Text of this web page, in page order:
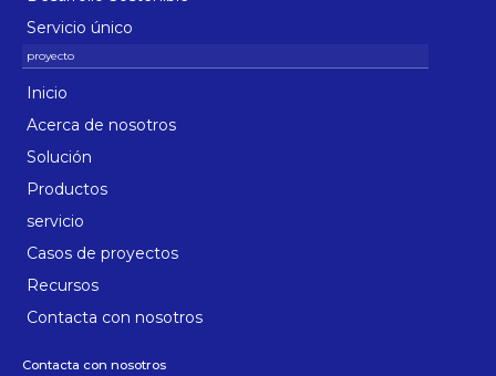
Servicio único
Inicio
Acerca de nosotros
Solución
Productos
servicio
Casos de proyectos
Recursos
Contacta con nosotros
Contacta con nosotros